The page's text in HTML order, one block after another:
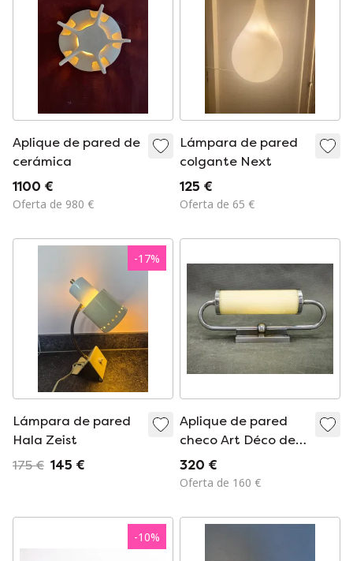
Aplique de pared de
cerámica
1100 €
Oferta de 980 €
Lámpara de pared
colgante Next
125 €
Oferta de 65 €
-17%
Lámpara de pared
Hala Zeist
175 € 145 €
Aplique de pared
checo Art Déco de
cromo y cristal color
champán, década
320 €
Oferta de 160 €
-10%